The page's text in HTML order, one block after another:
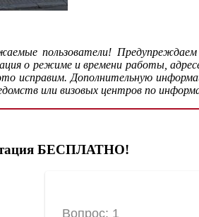
пользователи!
о режиме и времени работы,
исправим. Дополнительную
или визовых центров по
БЕСПЛАТНО!